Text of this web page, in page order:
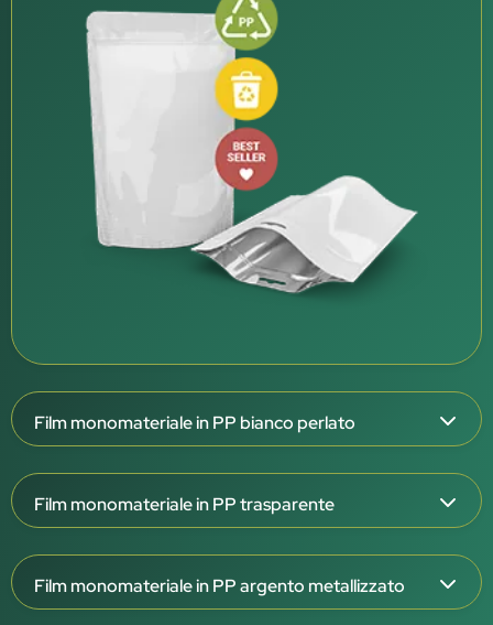
Film monomateriale in PP bianco perlato
Struttura triplex: OPP/OPPmet/CPP W
Barriera molto elevata (OTR <0,1 / WVTR <0,1)
Eccellente barriera ad aroma, grassi e raggi UV
Film monomateriale in PP trasparente
Struttura triplex: OPP/OPP/CPP T
Film monomateriale in PP argento metallizzato